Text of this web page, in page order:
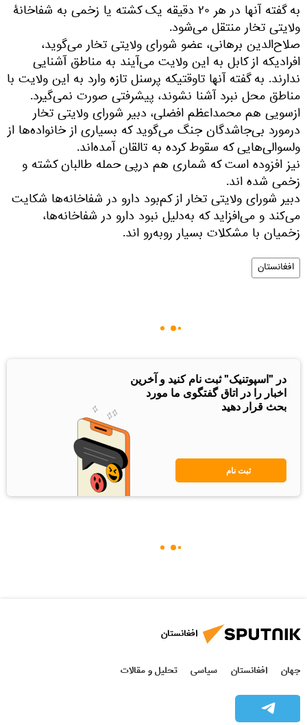
به گفته آنها در هر ۲۰ دقیقه یک کشته یا زخمی به شفاخانۀ
ولایتی تخار منتقل می‌شود.
صلاح‌الدین برهانی، عضو شورای ولایتی تخار می‌گوید،
افرادیکه از کابل به این ولایت می‌آیند به مناطق آشنایی
ندارند. به گفته آنها تاوقتیکه پرسنل تازه وارد به این ولایت با
مناطق محل نبرد آشنا نشوند، پیشرفتی صورت نمی‌گیرد.
ازسویی هم محمداعظم افضلی، دبیر شورای ولایتی تخار
درمورد بی‌جاشدگان جنگ می‌گوید که بسیاری از خانواده‌ها از
ولسوالی‌هایی که سقوط کرده به تالقان آمده‌اند.
نیز افزوده است که شماری هم درپی حمله طالبان کشته و
زخمی شده اند.
دبیر شورای ولایتی تخار از کم‌بود دارو در شفاخانه‌ها شکایت
می‌کند و می‌افزاید که به‌دلیل نبود دارو در شفاخانه‌ها،
زخمیان با مشکلات بسیار روبه‌رو اند.
افغانستان
در "اسپوتنیک" ثبت نام کنید و آخرین
اخبار را در اتاق گفتگوی ما مورد
بحث قرار دهید
ثبت نام
افغانستان
جهان افغانستان سیاسی تحلیل و مقالات